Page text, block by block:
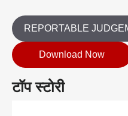
टॉप स्टोरी
REPORTABLE
Download Now